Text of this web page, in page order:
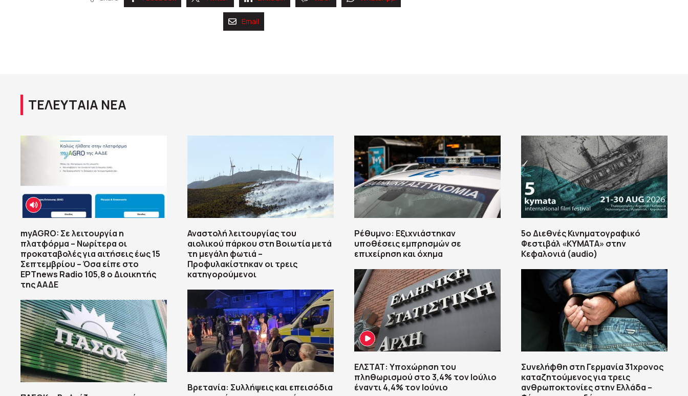
Email
ΤΕΛΕΥΤΑΙΑ ΝΕΑ
myAGRO: Σε λειτουργία η
πλατφόρμα – Νωρίτερα οι
προκαταβολές για αιτήσεις έως 15
Σεπτεμβρίου – Όσα είπε στο
ΕΡΤnews Radio 105,8 ο Διοικητής
της ΑΑΔΕ
Αναστολή λειτουργίας του
αιολικού πάρκου στη Βοιωτία μετά
τη μεγάλη φωτιά –
Προφυλακίστηκαν οι τρεις
κατηγορούμενοι
Βρετανία: Συλλήψεις και επεισόδια
Ρέθυμνο: Εξιχνιάστηκαν
υποθέσεις εμπρησμών σε
επιχείρηση και όχημα
ΕΛΣΤΑΤ: Υποχώρηση του
πληθωρισμού στο 3,4% τον Ιούλιο
έναντι 4,4% τον Ιούνιο
5ο Διεθνές Κινηματογραφικό
Φεστιβάλ «ΚΥΜΑΤΑ» στην
Κεφαλονιά (audio)
Συνελήφθη στη Γερμανία 31χρονος
καταζητούμενος για τρεις
ανθρωποκτονίες στην Ελλάδα –